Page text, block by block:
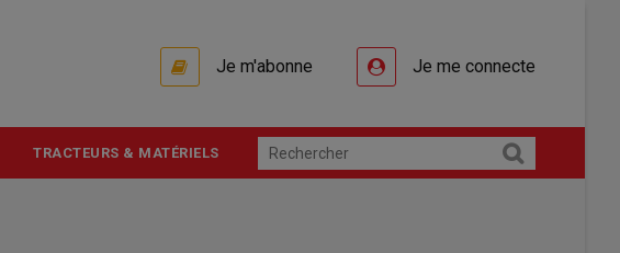
Je m'abonne Je me connecte
TRACTEURS & MATÉRIELS